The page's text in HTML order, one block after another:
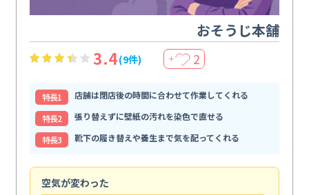
おそうじ本舗
3.4(9件) ＋ 2
特⻑1
店舗は閉店後の時間に合わせて作業してくれる
特⻑2
張り替えずに壁紙の汚れを染色で直せる
特⻑3
靴下の履き替えや養生まで気を配ってくれる
空気が変わった